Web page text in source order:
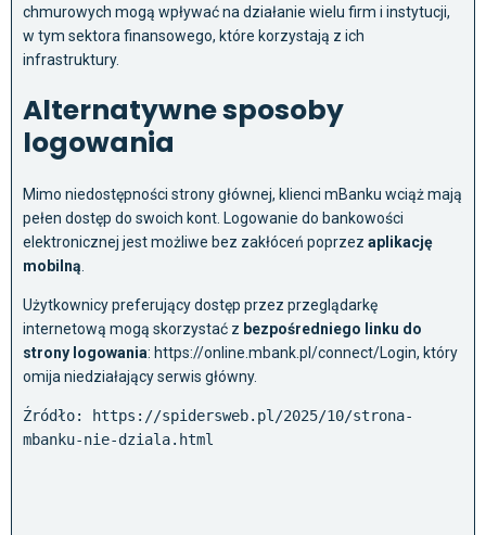
chmurowych mogą wpływać na działanie wielu firm i instytucji,
w tym sektora finansowego, które korzystają z ich
infrastruktury.
Alternatywne sposoby
logowania
Mimo niedostępności strony głównej, klienci mBanku wciąż mają
pełen dostęp do swoich kont. Logowanie do bankowości
elektronicznej jest możliwe bez zakłóceń poprzez aplikację
mobilną
Użytkownicy preferujący dostęp przez przeglądarkę
internetową mogą skorzystać z bezpośredniego linku do
strony logowania: https://online.mbank.pl/connect/Login, który
omija niedziałający serwis główny.
Źródło: https://spidersweb.pl/2025/10/strona-
mbanku-nie-dziala.html